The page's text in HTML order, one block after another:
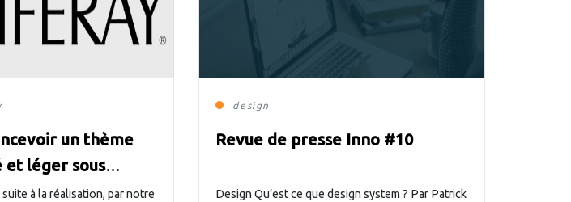
un thème
et léger sous
à la réalisation, par notre
design
Revue de presse Inno #10
Design Qu’est ce que design system ? Par Patrick